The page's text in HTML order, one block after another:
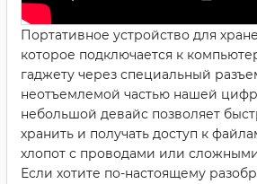
Портативное устройство для
которое подключается к
гаджету через специальный
неотъемлемой частью нашей
небольшой девайс позволяет
хранить и получать доступ к
хлопот с проводами или
Если хотите по-настоящему